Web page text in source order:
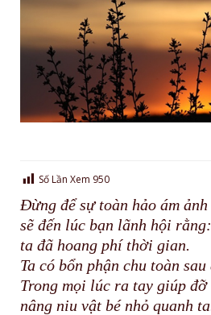
Số Lần Xem 950
Đừng để sự toàn hảo ám ảnh
sẽ đến lúc bạn lãnh hội rằng:
ta đã hoang phí thời gian.
Ta có bổn phận chu toàn sau
Trong mọi lúc ra tay giúp đỡ
nâng niu vật bé nhỏ quanh